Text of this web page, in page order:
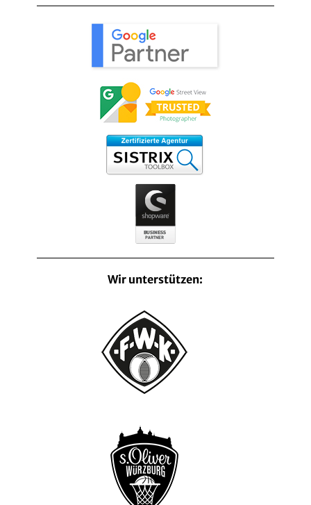
Wir unterstützen: